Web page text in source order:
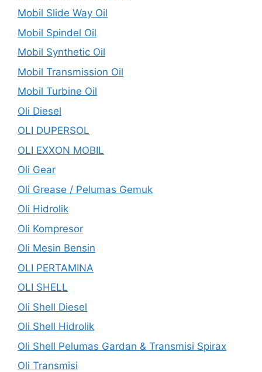
Mobil Slide Way Oil
Mobil Spindel Oil
Mobil Synthetic Oil
Mobil Transmission Oil
Mobil Turbine Oil
Oli Diesel
OLI DUPERSOL
OLI EXXON MOBIL
Oli Gear
Oli Grease / Pelumas Gemuk
Oli Hidrolik
Oli Kompresor
Oli Mesin Bensin
OLI PERTAMINA
OLI SHELL
Oli Shell Diesel
Oli Shell Hidrolik
Oli Shell Pelumas Gardan & Transmisi Spirax
Oli Transmisi